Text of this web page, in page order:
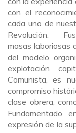
con el
cada uno de
Revolución.
masas laboriosas
del modelo
explotación
Comunista, es
compromiso
clase obrera,
Fundamentado
expresión de la